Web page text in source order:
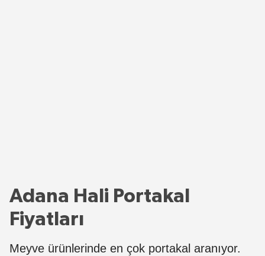
Adana Hali Portakal
Fiyatları
Meyve ürünlerinde en çok portakal aranıyor.